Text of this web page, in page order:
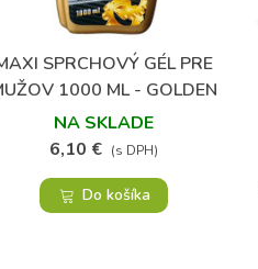
Obľúbené
SPRCHOVÝ GÉL PRE
1000 ML - GOLDEN
MAN
NA SKLADE
6,10 € (s DPH)
Do košíka